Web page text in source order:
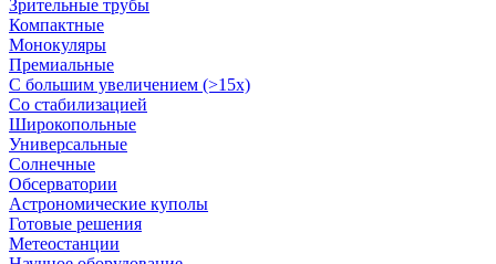
Зрительные трубы
Компактные
Монокуляры
Премиальные
С большим увеличением (>15x)
Со стабилизацией
Широкопольные
Универсальные
Солнечные
Обсерватории
Астрономические куполы
Готовые решения
Метеостанции